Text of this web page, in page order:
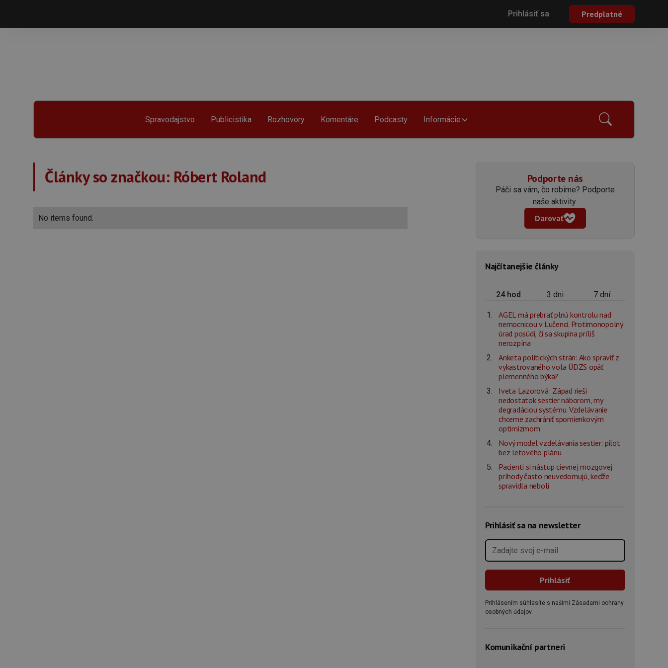
Prihlásiť sa Predplatné
Spravodajstvo Publicistika Rozhovory Komentáre Podcasty Informácie
Články so značkou: Róbert Roland
No items found.
Podporte nás
Páči sa vám, čo robíme? Podporte
naše aktivity.
Darovať
Najčítanejšie články
24 hod 3 dni 7 dní
AGEL má prebrať plnú kontrolu nad
nemocnicou v Lučenci. Protimonopolný
úrad posúdi, či sa skupina príliš
nerozpína
Anketa politických strán: Ako spraviť z
vykastrovaného vola ÚDZS opäť
plemenného býka?
Iveta Lazorová: Západ rieši
nedostatok sestier náborom, my
degradáciou systému. Vzdelávanie
chceme zachrániť spomienkovým
optimizmom
Nový model vzdelávania sestier: pilot
bez letového plánu
Pacienti si nástup cievnej mozgovej
príhody často neuvedomujú, keďže
spravidla nebolí
Prihlásiť sa na newsletter
Prihlásením súhlasíte s našimi Zásadami ochrany
osobných údajov.
Komunikační partneri